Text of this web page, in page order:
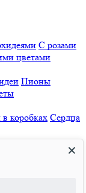
С розами
цветами
Пионы
коробках Сердца